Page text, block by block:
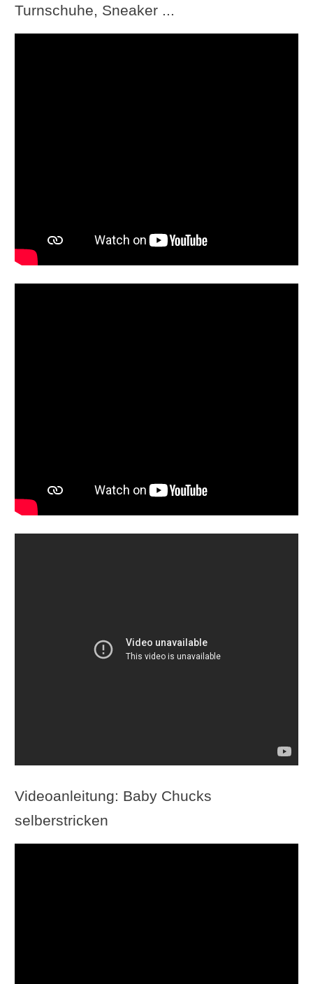
Turnschuhe, Sneaker ...
Videoanleitung: Baby Chucks
selberstricken